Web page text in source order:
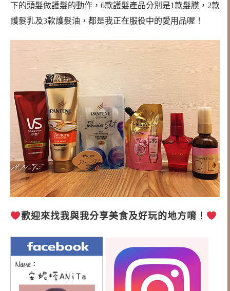
下的頭髮做護髮的動作，6款護髮產品分別是1款髮膜，2款
護髮乳及3款護髮油，都是我正在服役中的愛用品喔！
歡迎來找我與我分享美食及好玩的地方唷 ！